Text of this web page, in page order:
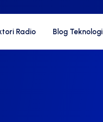
Radio Blog Teknologi